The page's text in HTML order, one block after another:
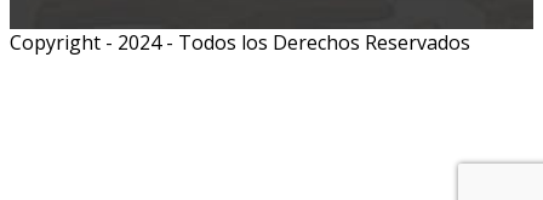
Copyright - 2024 - Todos los Derechos Reservados